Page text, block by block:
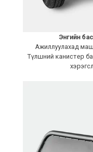
Энгийн
Ажиллуулахад маш
Түлшний канистер